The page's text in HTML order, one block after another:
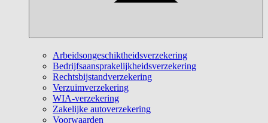
Arbeidsongeschiktheidsverzekering
Bedrijfsaansprakelijkheidsverzekering
Rechtsbijstandverzekering
Verzuimverzekering
WIA-verzekering
Zakelijke autoverzekering
Voorwaarden